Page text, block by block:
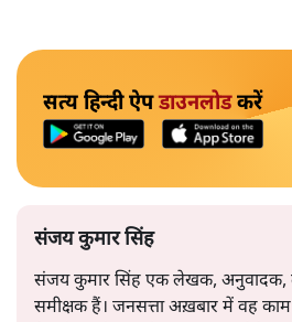
सत्य हिन्दी ऐपडाउनलोडकरें
संजय कुमार सिंह
संजय कुमार सिंह एक लेखक, अनुवादक,
समीक्षक हैं। जनसत्ता अख़बार में वह काम